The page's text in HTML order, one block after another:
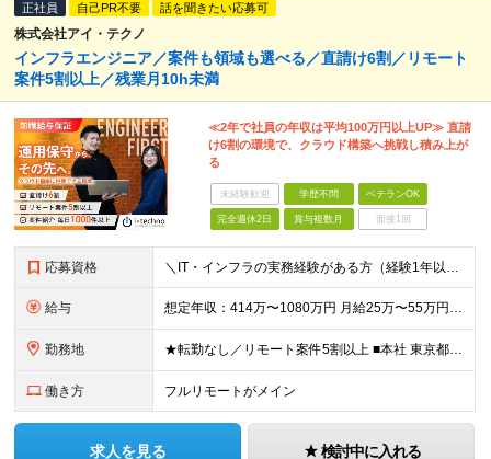
正社員 自己PR不要 話を聞きたい応募可
株式会社アイ・テクノ
インフラエンジニア／案件も領域も選べる／直請け6割／リモート
案件5割以上／残業月10h未満
≪2年で社員の年収は平均100万円以上UP≫ 直請
け6割の環境で、クラウド構築へ挑戦し積み上が
る
未経験歓迎 学歴不問 ベテランOK
完全週休2日 賞与複数月 面接1回
応募資格 ＼IT・インフラの実務経験がある方（経験1年以上を優遇）／ ■学歴不問／第二新卒歓迎 《こんなモヤモヤ、ありませんか？》 □運用保守ばかりで、構築や設計に挑戦できない □単価が上がっても、給料に反映
給与 想定年収：414万〜1080万円 月給25万〜55万円 ＋ 賞与年2回 ＋ 諸手当 ※残業代は別途全額支給／※経験・スキルに応じ当社規定により決定 ＼直請け6割だから、還元できる／ 間に何社も入ら
勤務地 ★転勤なし／リモート案件5割以上 ■本社 東京都中央区日本橋堀留町1-5-7 YOUビル 7A ■勤務地 関東を中心としたお客様先 ※受託案件も多数ございます ※地方の方への引越サポート10万円支
働き方 フルリモートがメイン
求人を見る 検討中に入れる